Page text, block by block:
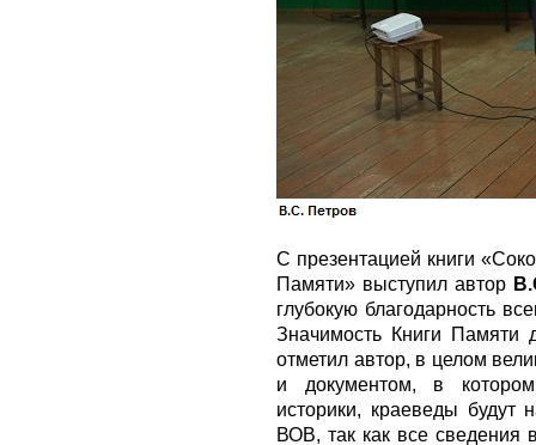
С презентацией книги
Памяти» выступил автор
глубокую благодарность
Значимость Книги Памяти
отметил автор, в целом
и документом, в
историки, краеведы будут
ВОВ, так как все сведения